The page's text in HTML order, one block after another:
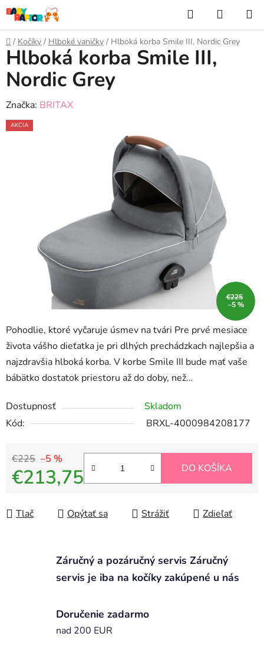
Prejsť
na
obsah
Hľadať
KOŠÍK
Domov
/ Kočíky / Hlboké vaničky / Hlboká korba Smile III, Nordic Grey
Pohodlie, ktoré vyčaruje úsmev na tvári Pre prvé mesiace
života vášho dieťatka je pri dlhých prechádzkach najlepšia a
najzdravšia hlboká korba. V korbe Smile III bude mať vaše
bábätko dostatok priestoru až do doby, než…
Dostupnosť
Skladom
Kód:
BRXL-4000984208177
€225 –5 %
€213,75 DO KOŠÍKA
Tlač Opýtať sa Strážiť Zdieľať
Hlboká korba Smile III,
Nordic Grey
Značka: BRITAX
AKCIA
€225
–5 %
Záručný a pozáručný servis Záručný
servis je iba na kočíky zakúpené u nás
Doručenie zadarmo
nad 200 EUR